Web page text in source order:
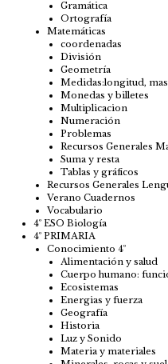
Gramática
Ortografía
Matemáticas
coordenadas
División
Geometría
Medidas:longitud,
Monedas y billetes
Multiplicacion
Numeración
Problemas
Recursos Generales
Suma y resta
Tablas y gráficos
Recursos Generales
Verano Cuadernos
Vocabulario
4º ESO Biología
4º PRIMARIA
Conocimiento 4º
Alimentación y salud
Cuerpo humano:
Ecosistemas
Energias y fuerza
Geografía
Historia
Luz y Sonido
Materia y materiales